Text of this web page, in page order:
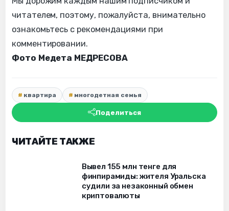
читателем, поэтому, пожалуйста, внимательно
ознакомьтесь с рекомендациями при
комментировании.
Фото Медета МЕДРЕСОВА
квартира многодетная семья
Поделиться
ЧИТАЙТЕ ТАКЖЕ
Вывел 155 млн тенге для
финпирамиды: жителя Уральска
судили за незаконный обмен
криптовалюты